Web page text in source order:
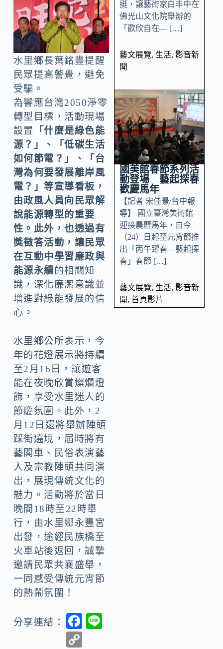
水里鄉長葉銘豐提醒
民眾提高警覺，避免
受騙。
為響應台灣2050淨零
轉型目標，活動現場
設置
「什麼是綠色能
源？」、「低碳生活
如何節電？」、「台
灣為何要發展離岸風
電？」等宣導看板，
由政風人員向民眾解
說能源轉型的重要
性。此外，也透過有
獎徵答活動，讓民眾
在互動中學習廉政與
能源永續的相關知
識，深化廉潔意識並
增進對綠能發展的信
心。
水里鄉公所表示，今
年的花燈展示將持續
至2月16日，讓遊客
能在夜晚欣賞燦爛燈
飾，享受水里迷人的
節慶氛圍。此外，2
月12日還將舉辦陣頭
踩街遶境，屆時將有
藝閣車、民俗表演藝
人及宗教陣頭共同演
出，展現傳統文化的
魅力。活動將於當日
晚間18時至22時舉
行，由水里鄉永豐宮
出發，途經民族橋至
火車站後返回，誠摯
邀請民眾共襄盛舉，
一同感受傳統元宵節
的熱鬧氛圍！
分享連結：
F
挺，讓藝術家白丰中在
佛光山文化院舉辦的
「歡欣自在— […]
藝文展覽, 生活, 影音新
聞
國美館春節系列活
動登場 藝起探春
歡慶馬年
【記者 宋佳景/台中報
導】 國立臺灣美術館
迎接農曆馬年，自今
（24）日起至元宵節推
出「丙午躍春—藝起探
春」春節 […]
藝文展覽, 生活, 影音新
聞, 首頁影片